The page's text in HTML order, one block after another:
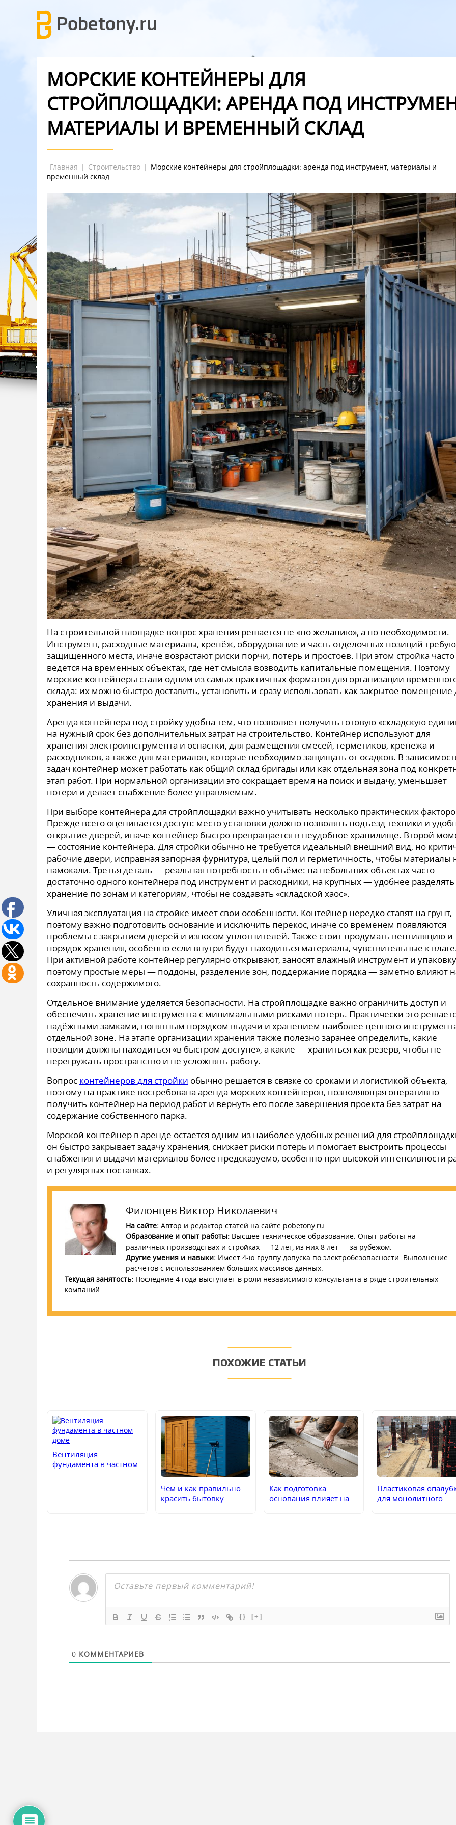
МОРСКИЕ КОНТЕЙНЕРЫ ДЛЯ
СТРОЙПЛОЩАДКИ: АРЕНДА ПОД
МАТЕРИАЛЫ И ВРЕМЕННЫЙ СКЛАД
Главная | Строительство | Морские контейнеры для стройплощадки: аренда под инструмент, материалы и
временный склад
На строительной площадке вопрос хранения решается не «по желанию», а по необходимости.
Инструмент, расходные материалы, крепёж, оборудование и часть отделочных позиций
защищённого места, иначе возрастают риски порчи, потерь и простоев. При этом стройка часто
ведётся на временных объектах, где нет смысла возводить капитальные помещения. Поэтому
морские контейнеры стали одним из самых практичных форматов для организации
склада: их можно быстро доставить, установить и сразу использовать как закрытое помещение
хранения и выдачи.
Аренда контейнера под стройку удобна тем, что позволяет получить готовую «складскую
на нужный срок без дополнительных затрат на строительство. Контейнер используют для
хранения электроинструмента и оснастки, для размещения смесей, герметиков, крепежа и
расходников, а также для материалов, которые необходимо защищать от осадков. В
задач контейнер может работать как общий склад бригады или как отдельная зона под
этап работ. При нормальной организации это сокращает время на поиск и выдачу, уменьшает
потери и делает снабжение более управляемым.
При выборе контейнера для стройплощадки важно учитывать несколько практических
Прежде всего оценивается доступ: место установки должно позволять подъезд техники и
открытие дверей, иначе контейнер быстро превращается в неудобное хранилище. Второй
— состояние контейнера. Для стройки обычно не требуется идеальный внешний вид, но
рабочие двери, исправная запорная фурнитура, целый пол и герметичность, чтобы материалы
намокали. Третья деталь — реальная потребность в объёме: на небольших объектах часто
достаточно одного контейнера под инструмент и расходники, на крупных — удобнее разделять
хранение по зонам и категориям, чтобы не создавать «складской хаос».
Уличная эксплуатация на стройке имеет свои особенности. Контейнер нередко ставят на грунт,
поэтому важно подготовить основание и исключить перекос, иначе со временем появляются
проблемы с закрытием дверей и износом уплотнителей. Также стоит продумать вентиляцию и
порядок хранения, особенно если внутри будут находиться материалы, чувствительные к
При активной работе контейнер регулярно открывают, заносят влажный инструмент и
поэтому простые меры — поддоны, разделение зон, поддержание порядка — заметно влияют
сохранность содержимого.
Отдельное внимание уделяется безопасности. На стройплощадке важно ограничить доступ и
обеспечить хранение инструмента с минимальными рисками потерь. Практически это
надёжными замками, понятным порядком выдачи и хранением наиболее ценного
отдельной зоне. На этапе организации хранения также полезно заранее определить, какие
позиции должны находиться «в быстром доступе», а какие — храниться как резерв, чтобы не
перегружать пространство и не усложнять работу.
Вопрос контейнеров для стройки обычно решается в связке со сроками и логистикой объекта,
поэтому на практике востребована аренда морских контейнеров, позволяющая оперативно
получить контейнер на период работ и вернуть его после завершения проекта без затрат на
содержание собственного парка.
Морской контейнер в аренде остаётся одним из наиболее удобных решений для
он быстро закрывает задачу хранения, снижает риски потерь и помогает выстроить процессы
снабжения и выдачи материалов более предсказуемо, особенно при высокой интенсивности
и регулярных поставках.
Филонцев Виктор Николаевич
На сайте: Автор и редактор статей на сайте pobetony.ru
Образование и опыт работы: Высшее техническое образование. Опыт работы на
различных производствах и стройках — 12 лет, из них 8 лет — за рубежом.
Другие умения и навыки: Имеет 4-ю группу допуска по электробезопасности. Выполнение
расчетов с использованием больших массивов данных.
Текущая занятость: Последние 4 года выступает в роли независимого консультанта в ряде строительных
компаний.
ПОХОЖИЕ СТАТЬИ
Вентиляция
фундамента в частном
Чем и как правильно
красить бытовку:
Как подготовка
основания влияет на
Пластиковая
для монолитного
{} [+]
0 КОММЕНТАРИЕВ